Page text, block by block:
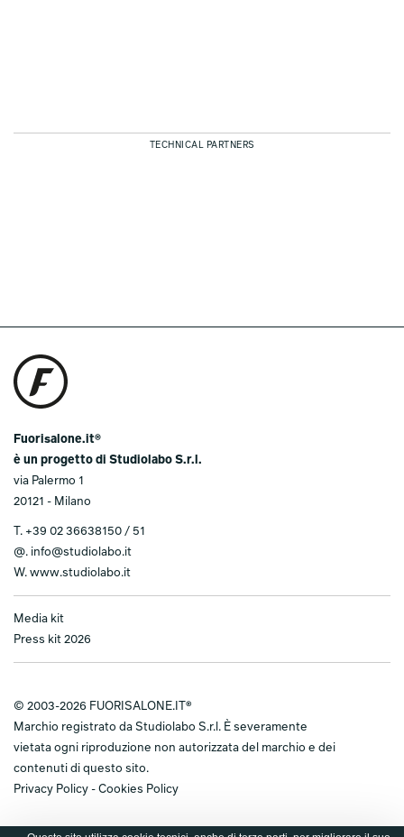
TECHNICAL PARTNERS
Fuorisalone.it®
è un progetto di Studiolabo S.r.l.
via Palermo 1
20121 - Milano
T. +39 02 36638150 / 51
@. info@studiolabo.it
W. www.studiolabo.it
Media kit
Press kit 2026
© 2003-2026 FUORISALONE.IT®
Marchio registrato da Studiolabo S.r.l. È severamente
vietata ogni riproduzione non autorizzata del marchio e dei
contenuti di questo sito.
Privacy Policy - Cookies Policy